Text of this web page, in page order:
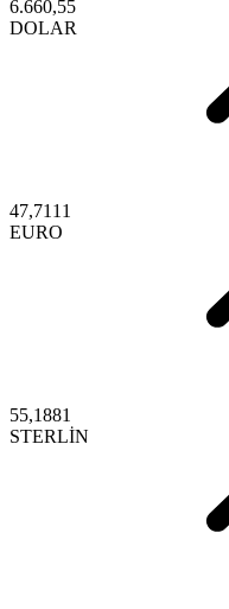
6.660,55
DOLAR
47,7111
EURO
55,1881
STERLİN